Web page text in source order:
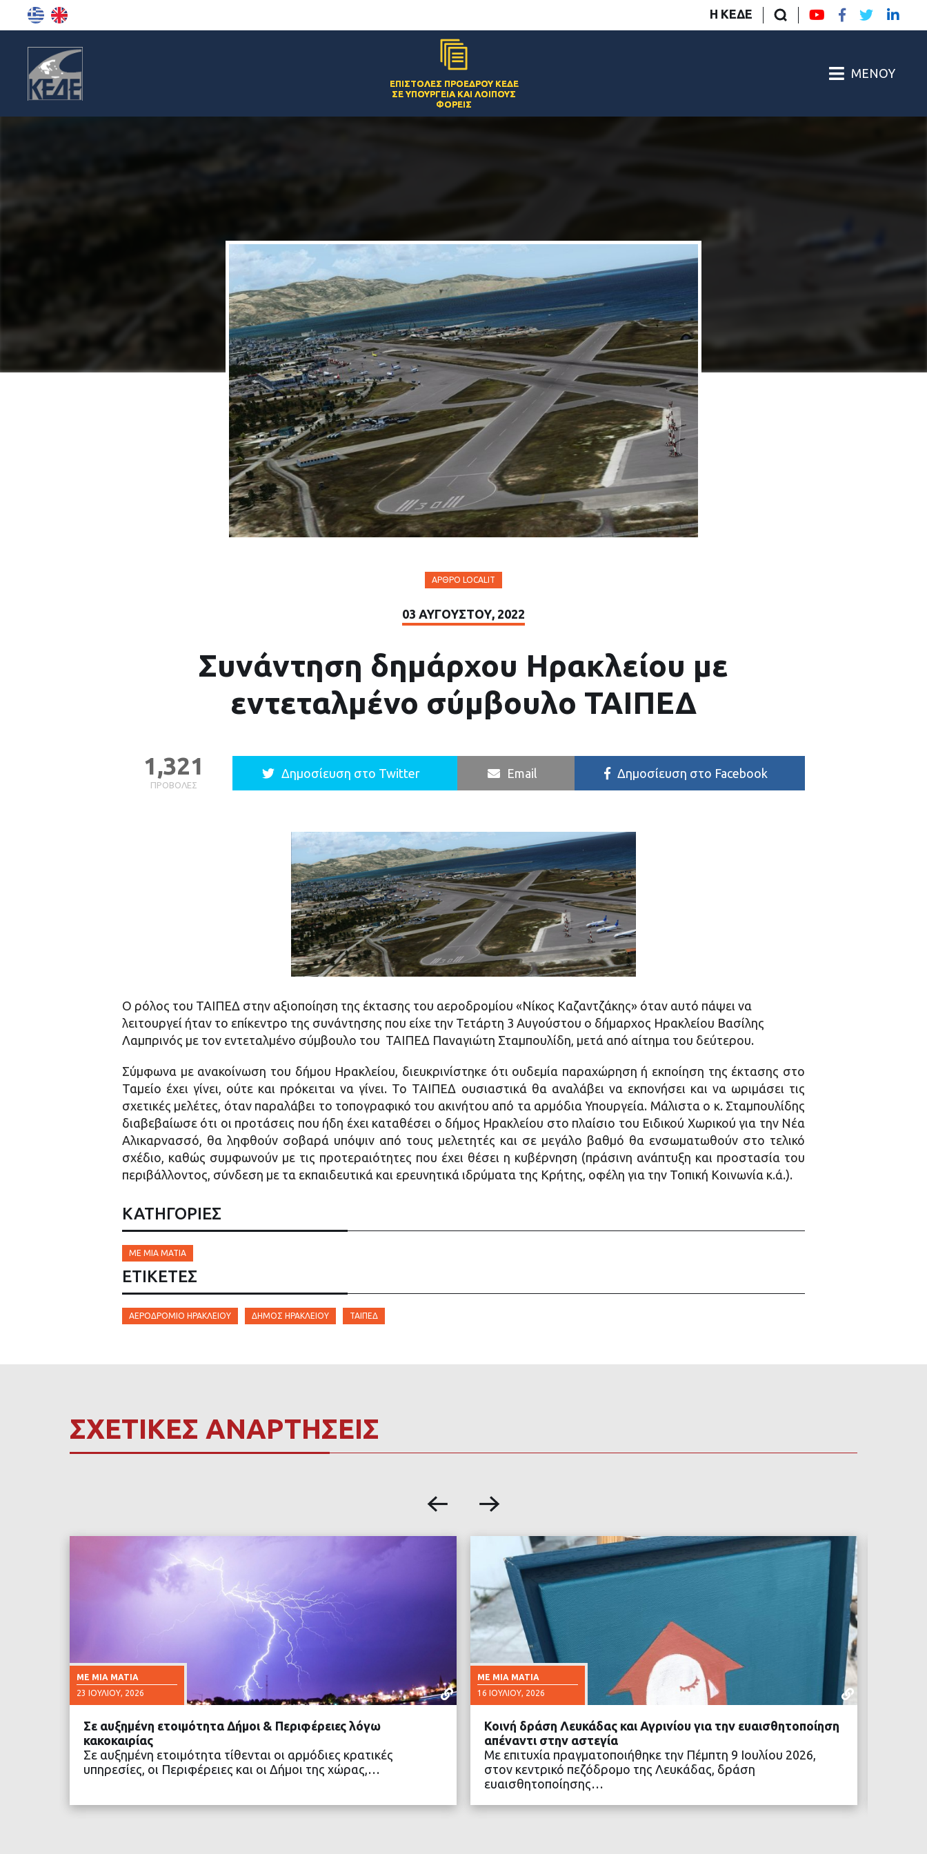
Η ΚΕΔΕ
ΕΠΙΣΤΟΛΈΣ ΠΡΟΈΔΡΟΥ ΚΕΔΕ
ΣΕ ΥΠΟΥΡΓΕΊΑ ΚΑΙ ΛΟΙΠΟΎΣ
ΦΟΡΕΊΣ
ΜΕΝΟΎ
ΆΡΘΡΟ LOCALIT
03 ΑΥΓΟΎΣΤΟΥ, 2022
Συνάντηση δημάρχου Ηρακλείου με
εντεταλμένο σύμβουλο ΤΑΙΠΕΔ
ΠΡΟΒΟΛΈΣ
1,321 Δημοσίευση στο Twitter Email Δημοσίευση στο Facebook
Ο ρόλος του ΤΑΙΠΕΔ στην αξιοποίηση της έκτασης του αεροδρομίου «Νίκος Καζαντζάκης» όταν αυτό πάψει να
λειτουργεί ήταν το επίκεντρο της συνάντησης που είχε την Τετάρτη 3 Αυγούστου ο δήμαρχος Ηρακλείου Βασίλης
Λαμπρινός με τον εντεταλμένο σύμβουλο του ΤΑΙΠΕΔ Παναγιώτη Σταμπουλίδη, μετά από αίτημα του δεύτερου.
Σύμφωνα με ανακοίνωση του δήμου Ηρακλείου, διευκρινίστηκε ότι ουδεμία παραχώρηση ή εκποίηση της έκτασης στο
Ταμείο έχει γίνει, ούτε και πρόκειται να γίνει. Το ΤΑΙΠΕΔ ουσιαστικά θα αναλάβει να εκπονήσει και να ωριμάσει τις
σχετικές μελέτες, όταν παραλάβει το τοπογραφικό του ακινήτου από τα αρμόδια Υπουργεία. Μάλιστα ο κ. Σταμπουλίδης
διαβεβαίωσε ότι οι προτάσεις που ήδη έχει καταθέσει ο δήμος Ηρακλείου στο πλαίσιο του Ειδικού Χωρικού για την Νέα
Αλικαρνασσό, θα ληφθούν σοβαρά υπόψιν από τους μελετητές και σε μεγάλο βαθμό θα ενσωματωθούν στο τελικό
σχέδιο, καθώς συμφωνούν με τις προτεραιότητες που έχει θέσει η κυβέρνηση (πράσινη ανάπτυξη και προστασία του
περιβάλλοντος, σύνδεση με τα εκπαιδευτικά και ερευνητικά ιδρύματα της Κρήτης, οφέλη για την Τοπική Κοινωνία κ.ά.).
ΚΑΤΗΓΟΡΙΕΣ
ΜΕ ΜΙΑ ΜΑΤΙΆ
ΕΤΙΚΈΤΕΣ
ΑΕΡΟΔΡΌΜΙΟ ΗΡΑΚΛΕΊΟΥ ΔΉΜΟΣ ΗΡΑΚΛΕΊΟΥ ΤΑΙΠΕΔ
ΣΧΕΤΙΚΕΣ ΑΝΑΡΤΗΣΕΙΣ
ΜΕ ΜΙΑ ΜΑΤΙΆ
23 ΙΟΥΛΊΟΥ, 2026
Σε αυξημένη ετοιμότητα Δήμοι & Περιφέρειες λόγω
κακοκαιρίας
Σε αυξημένη ετοιμότητα τίθενται οι αρμόδιες κρατικές
υπηρεσίες, οι Περιφέρειες και οι Δήμοι της χώρας,…
ΜΕ ΜΙΑ ΜΑΤΙΆ
16 ΙΟΥΛΊΟΥ, 2026
ΔΙΑΒΑΣΤΕ ΠΕΡΙΣΣΟΤΕΡΑ
Κοινή δράση Λευκάδας και Αγρινίου για την ευαισθητοποίηση
απέναντι στην αστεγία
Με επιτυχία πραγματοποιήθηκε την Πέμπτη 9 Ιουλίου 2026,
στον κεντρικό πεζόδρομο της Λευκάδας, δράση
ευαισθητοποίησης…